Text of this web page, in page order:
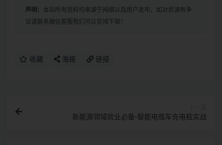
声明： 本站所有资料均来源于网络以及用户发布，如对资源有争
议请联系微信客服我们可以安排下架！
收藏 海报 链接
新能源领域就业必备-智能电瓶车充电桩实战